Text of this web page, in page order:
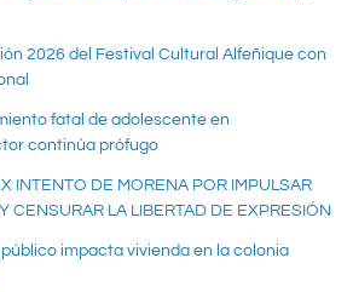
2026 del Festival Cultural Alfeñique con
fatal de adolescente en
continúa prófugo
INTENTO DE MORENA POR IMPULSAR
CENSURAR LA LIBERTAD DE EXPRESIÓN
impacta vivienda en la colonia